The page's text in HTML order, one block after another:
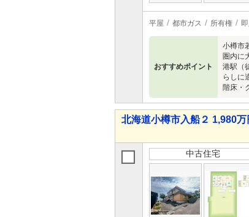
平屋 都市ガス 所有権
おすすめポイント
小樽市
圏内に
港駅（
らしに
階床・
北海道小樽市入船２ 1,980
中古住宅